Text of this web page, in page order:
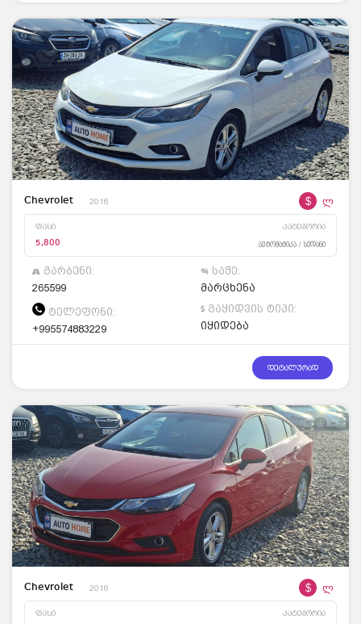
Chevrolet 2016 $ ლ
ფასი კატეგორია
5,800 ავტომატიკა / სედანი
გარბენი:
265599
საჭე:
მარცხენა
ტელეფონი:
+995574883229
გაყიდვის ტიპი:
იყიდება
დეტალურად
Chevrolet 2016 $ ლ
ფასი კატეგორია